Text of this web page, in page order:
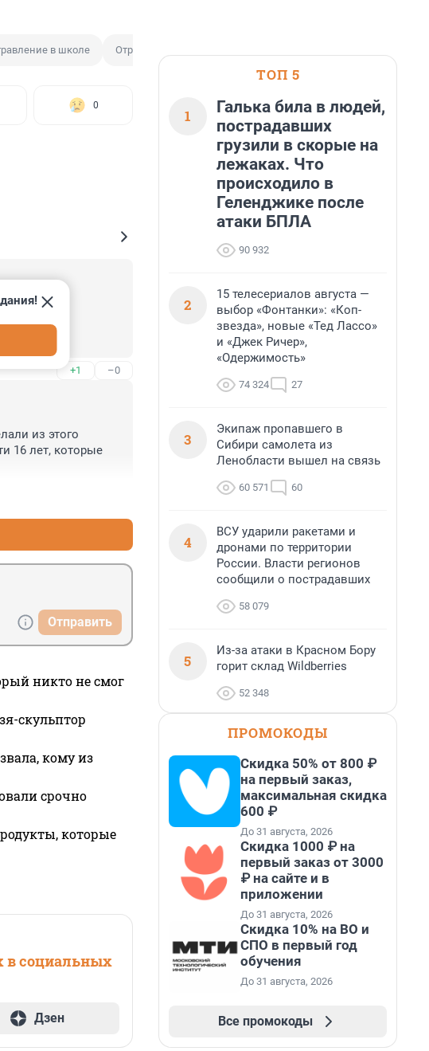
в школе Отравление ребенка
0
гниющей
-- опять
+1 –0
из этого
16 лет, которые
Отправить
никто не смог
скульптор
кому из
срочно
которые
в социальных
Дзен
ТОП 5
1
Галька била в людей,
пострадавших
грузили в скорые на
лежаках. Что
происходило в
Геленджике после
атаки БПЛА
90 932
2
15 телесериалов августа —
выбор «Фонтанки»: «Коп-
звезда», новые «Тед Лассо»
и «Джек Ричер»,
«Одержимость»
74 324 27
3
Экипаж пропавшего в
Сибири самолета из
Ленобласти вышел на связь
60 571 60
4
ВСУ ударили ракетами и
дронами по территории
России. Власти регионов
сообщили о пострадавших
58 079
5
Из-за атаки в Красном Бору
горит склад Wildberries
52 348
ПРОМОКОДЫ
Скидка 50% от 800 ₽
на первый заказ,
максимальная скидка
600 ₽
До 31 августа, 2026
Скидка 1000 ₽ на
первый заказ от 3000
₽ на сайте и в
приложении
До 31 августа, 2026
Скидка 10% на ВО и
СПО в первый год
обучения
До 31 августа, 2026
Все промокоды